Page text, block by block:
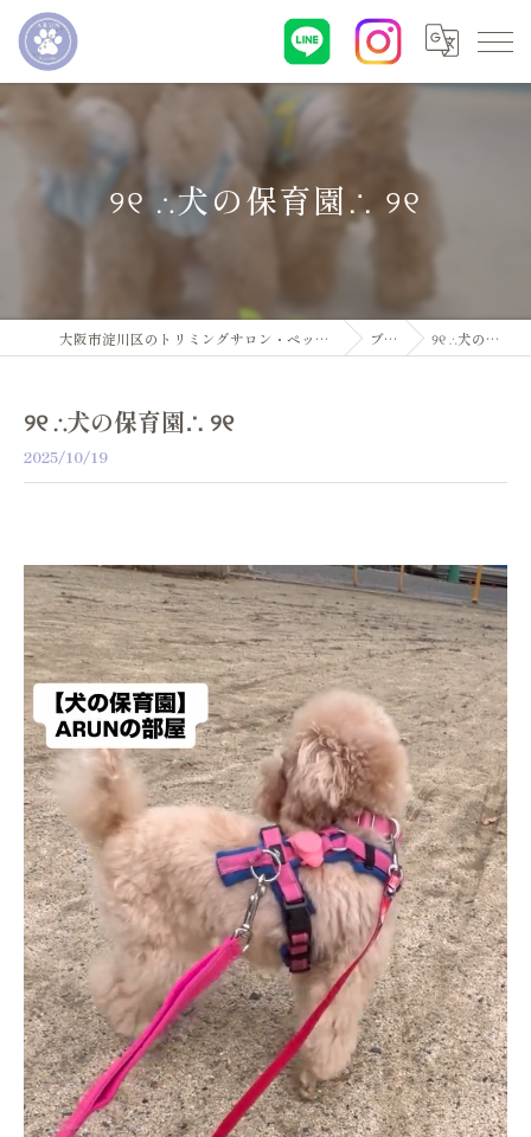
୨୧ ∴犬の保育園∴ ୨୧
大阪市淀川区のトリミングサロン・ペットサロンならDogsalon ARUN ブログ ୨୧ ∴犬の保育園∴ ୨୧
୨୧ ∴犬の保育園∴ ୨୧
2025/10/19